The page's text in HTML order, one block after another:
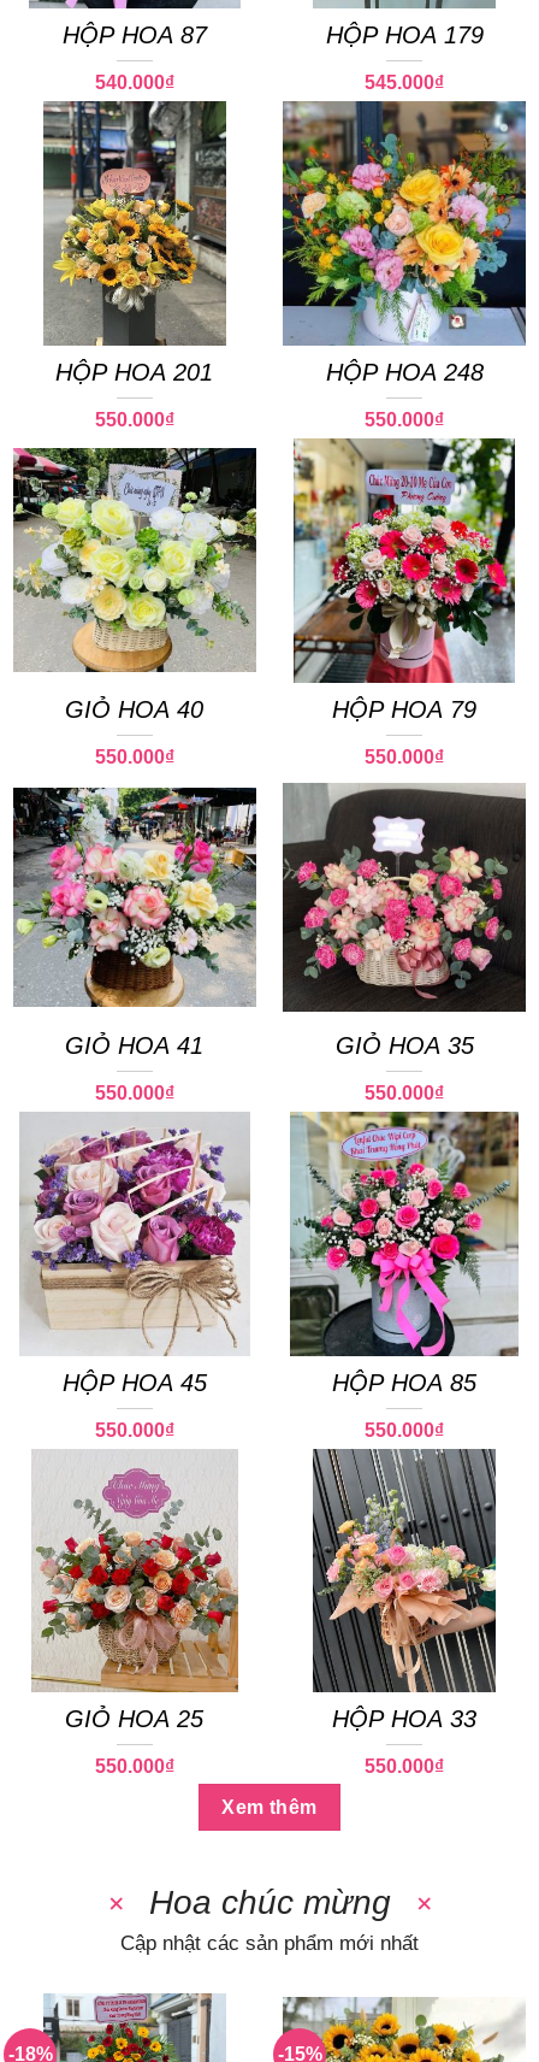
HỘP HOA 87
540.000₫
HỘP HOA 179
545.000₫
HỘP HOA 201
550.000₫
HỘP HOA 248
550.000₫
GIỎ HOA 40
550.000₫
HỘP HOA 79
550.000₫
GIỎ HOA 41
550.000₫
GIỎ HOA 35
550.000₫
HỘP HOA 45
550.000₫
HỘP HOA 85
550.000₫
GIỎ HOA 25
550.000₫
HỘP HOA 33
550.000₫
Xem thêm
Hoa chúc mừng
Cập nhật các sản phẩm mới nhất
-18% -15%